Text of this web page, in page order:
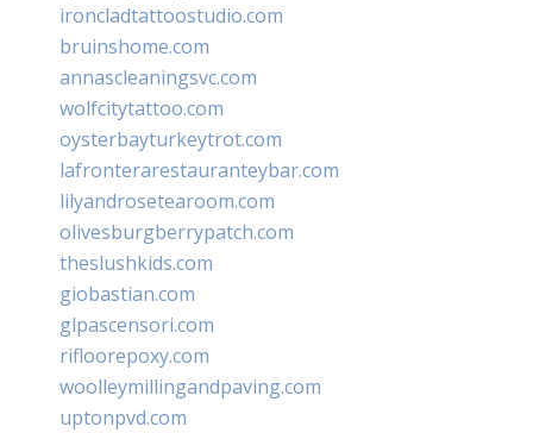
ironcladtattoostudio.com
bruinshome.com
annascleaningsvc.com
wolfcitytattoo.com
oysterbayturkeytrot.com
lafronterarestauranteybar.com
lilyandrosetearoom.com
olivesburgberrypatch.com
theslushkids.com
giobastian.com
glpascensori.com
rifloorepoxy.com
woolleymillingandpaving.com
uptonpvd.com